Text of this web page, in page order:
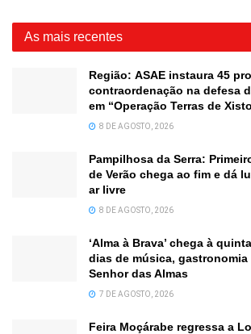
As mais recentes
Região: ASAE instaura 45
contraordenação na defesa
em “Operação Terras de
8 DE AGOSTO, 2026
Pampilhosa da Serra:
de Verão chega ao fim e dá
ar livre
8 DE AGOSTO, 2026
‘Alma à Brava’ chega à
dias de música,
Senhor das Almas
7 DE AGOSTO, 2026
Feira Moçárabe regressa a